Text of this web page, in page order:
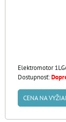
Elektromotor
Dostupnosť:
CENA NA